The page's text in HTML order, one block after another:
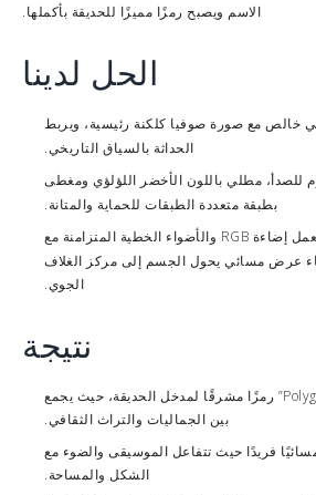
الاسم ويصبح رمزًا مميزًا للحديقة بأكملها.
الحل لدينا
خالص مع صورة صوفيا كلكنة رئيسية، ويربط
الحداثة بالسياق التاريخي.
للصدأ، مطلي باللون الأخضر اللؤلؤي ومغطى
بطبقة متعددة الطبقات للحماية والمتانة.
تعمل إضاءة RGB والأضواء الخطية المتزامنة مع
عرض مسائي يحول الجسم إلى مركز الغلاف
الجوي.
نتيجة
أصبح “Polygon Sofiyivka” رمزًا مشرقًا لمدخل الحديقة، حيث يجمع
بين الجماليات والتراث الثقافي.
فريدًا حيث تتفاعل الموسيقى والضوء مع
الشكل والمساحة.